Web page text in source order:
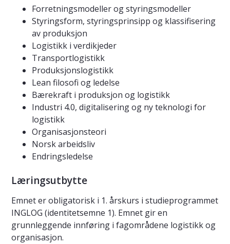
Forretningsmodeller og styringsmodeller
Styringsform, styringsprinsipp og klassifisering
av produksjon
Logistikk i verdikjeder
Transportlogistikk
Produksjonslogistikk
Lean filosofi og ledelse
Bærekraft i produksjon og logistikk
Industri 4.0, digitalisering og ny teknologi for
logistikk
Organisasjonsteori
Norsk arbeidsliv
Endringsledelse
Læringsutbytte
Emnet er obligatorisk i 1. årskurs i studieprogrammet
INGLOG (identitetsemne 1). Emnet gir en
grunnleggende innføring i fagområdene logistikk og
organisasjon.